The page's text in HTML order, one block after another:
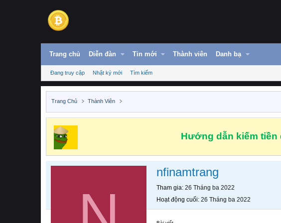
Trang chủ Diễn đàn Tin mới Thành viên Danh bạ
Đang truy cập Nhật ký mới Tìm kiếm
Trang Chủ Thành Viên
Hướng dẫn kiếm
nfinamtrang
Tham gia 26 Tháng ba 2022
Hoạt động cuối 26 Tháng ba 2022